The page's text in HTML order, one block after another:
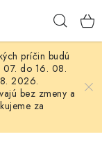
príčin budú
07. do 16. 08.
2026.
bez zmeny a
za